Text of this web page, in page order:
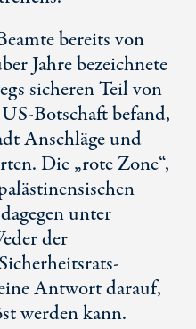
bereits von
Jahre bezeichnete
sicheren Teil von
US-Botschaftbefand,
Anschläge und
Die „rote Zone“,
unter
der
Antwort darauf,
werden kann.